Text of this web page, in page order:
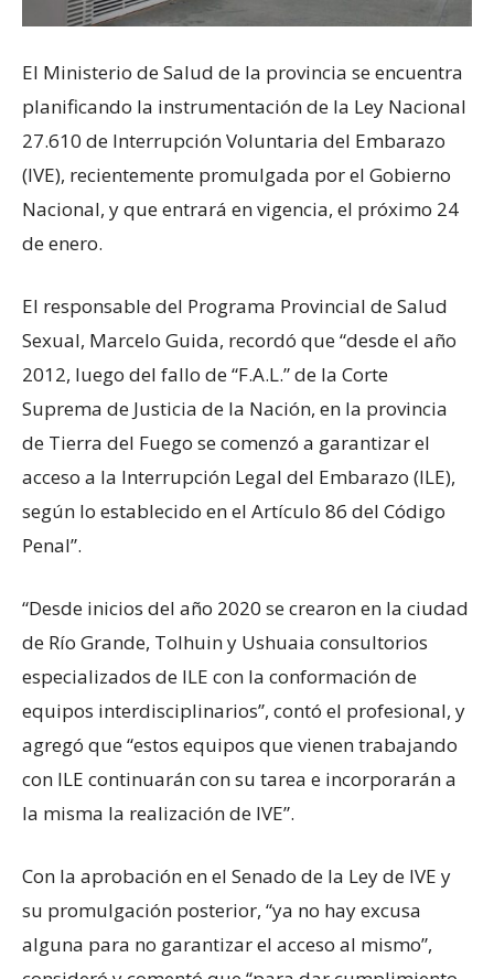
El Ministerio de Salud de la provincia se encuentra
planificando la instrumentación de la Ley Nacional
27.610 de Interrupción Voluntaria del Embarazo
(IVE), recientemente promulgada por el Gobierno
Nacional, y que entrará en vigencia, el próximo 24
de enero.
El responsable del Programa Provincial de Salud
Sexual, Marcelo Guida, recordó que “desde el año
2012, luego del fallo de “F.A.L.” de la Corte
Suprema de Justicia de la Nación, en la provincia
de Tierra del Fuego se comenzó a garantizar el
acceso a la Interrupción Legal del Embarazo (ILE),
según lo establecido en el Artículo 86 del Código
Penal”.
“Desde inicios del año 2020 se crearon en la ciudad
de Río Grande, Tolhuin y Ushuaia consultorios
especializados de ILE con la conformación de
equipos interdisciplinarios”, contó el profesional, y
agregó que “estos equipos que vienen trabajando
con ILE continuarán con su tarea e incorporarán a
la misma la realización de IVE”.
Con la aprobación en el Senado de la Ley de IVE y
su promulgación posterior, “ya no hay excusa
alguna para no garantizar el acceso al mismo”,